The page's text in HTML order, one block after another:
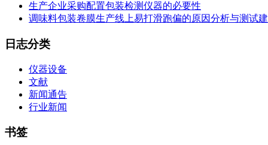
生产企业采购配置包装检测仪器的必要性
调味料包装卷膜生产线上易打滑跑偏的原因分析与测试
日志分类
仪器设备
文献
新闻通告
行业新闻
书签